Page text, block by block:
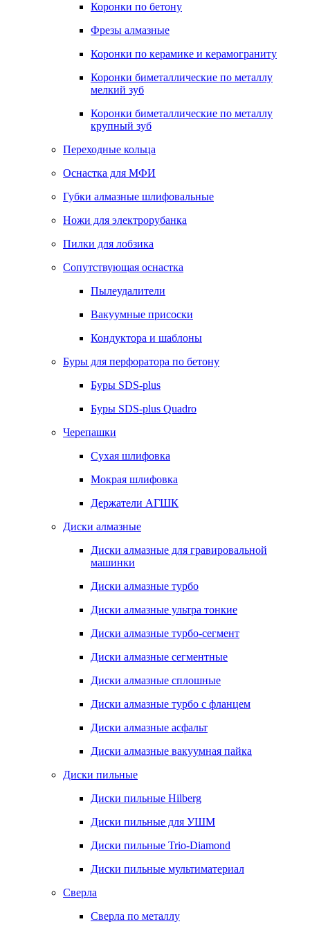
Коронки по бетону
Фрезы алмазные
Коронки по керамике и керамограниту
Коронки биметаллические по металлу
мелкий зуб
Коронки биметаллические по металлу
крупный зуб
Переходные кольца
Оснастка для МФИ
Губки алмазные шлифовальные
Ножи для электрорубанка
Пилки для лобзика
Сопутствующая оснастка
Пылеудалители
Вакуумные присоски
Кондуктора и шаблоны
Буры для перфоратора по бетону
Буры SDS-plus
Буры SDS-plus Quadro
Черепашки
Сухая шлифовка
Мокрая шлифовка
Держатели АГШК
Диски алмазные
Диски алмазные для гравировальной
машинки
Диски алмазные турбо
Диски алмазные ультра тонкие
Диски алмазные турбо-сегмент
Диски алмазные сегментные
Диски алмазные сплошные
Диски алмазные турбо с фланцем
Диски алмазные асфальт
Диски алмазные вакуумная пайка
Диски пильные
Диски пильные Hilberg
Диски пильные для УШМ
Диски пильные Trio-Diamond
Диски пильные мультиматериал
Сверла
Сверла по металлу